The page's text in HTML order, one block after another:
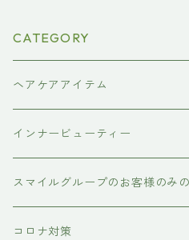
CATEGORY
ヘアケアアイテム
シャンプー
#イマヘア
the u （bihatsu）
トリートメント ヘアマスク（
流さないトリートメント（アウト
インナービューティー
あおつぶ
スマイルグループのお客様のみ
コロナ対策